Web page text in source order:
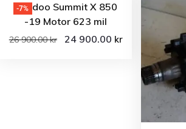
-7%
Ski-doo Summit X 850
-19 Motor 623 mil
26 900.00kr 24 900.00 kr